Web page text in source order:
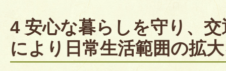
4 安心な暮らしを守り、
により日常生活範囲の拡